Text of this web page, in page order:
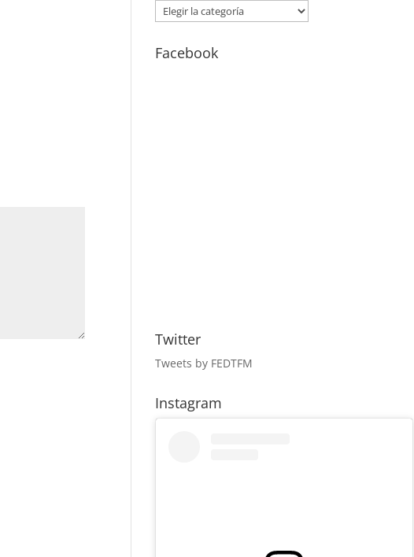
CATEGORÍAS
–
BLOG
Facebook
Twitter
Tweets by FEDTFM
Instagram